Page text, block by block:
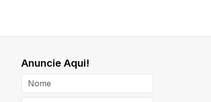
Anuncie Aqui!